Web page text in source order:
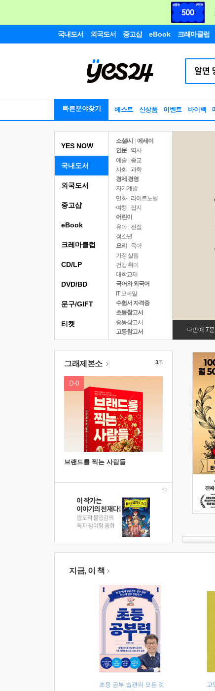
국내도서 외국도서 중고샵 eBook 크레마클럽
빠른분야찾기 베스트 신상품 이벤트 바이백
YES NOW
국내도서
소설/시
에세이
인문
역사
예술 | 종교
사회 | 과학
경제 경영
자기계발
만화 | 라이트노벨
여행
잡지
어린이
유아 | 전집
청소년
요리
육아
가정 살림
건강 취미
대학교재
국어와 외국어
IT 모바일
수험서 자격증
초등참고서
중등참고서
고등참고서
나민애 7
외국도서
중고샵
eBook
크레마클럽
CD/LP
DVD/BD
문구/GIFT
티켓
그래제본소
D-0
브랜드를 찍는 사람들
3/5
지금, 이 책
초등 공부 습관의 모든 것 고